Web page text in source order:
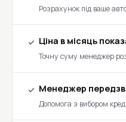
Розрахунок під ваше
Ціна в місяць
Точну суму менеджер
Менеджер
Допомога з вибором